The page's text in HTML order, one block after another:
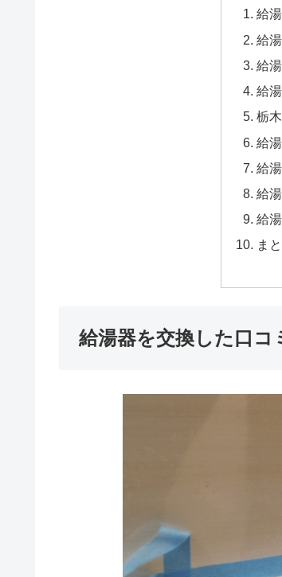
給
給
給
給
栃
給
給
給
給
ま
給湯器を交換した口コ